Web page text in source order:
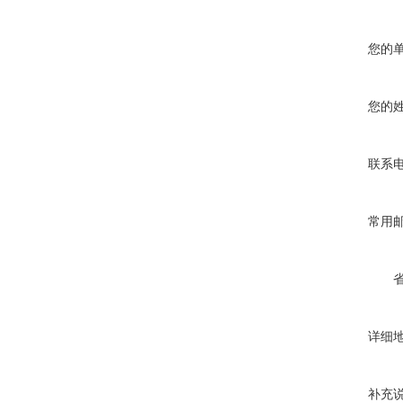
您的
您的
联系
常用
详细
补充